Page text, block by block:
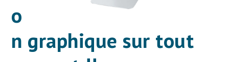
o
n graphique sur tout